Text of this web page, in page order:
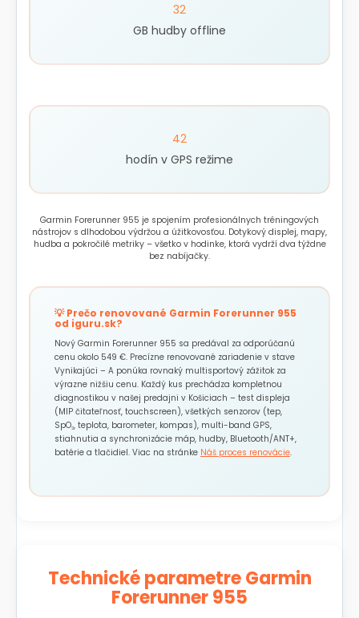
32
GB hudby offline
42
hodín v GPS režime
Garmin Forerunner 955 je spojením profesionálnych tréningových
nástrojov s dlhodobou výdržou a úžitkovosťou. Dotykový displej, mapy,
hudba a pokročilé metriky – všetko v hodinke, ktorá vydrží dva týždne
bez nabíjačky.
💡 Prečo renovované Garmin Forerunner 955
od iguru.sk?
Nový Garmin Forerunner 955 sa predával za odporúčanú
cenu okolo 549 €. Precízne renovované zariadenie v stave
Vynikajúci – A ponúka rovnaký multisportový zážitok za
výrazne nižšiu cenu. Každý kus prechádza kompletnou
diagnostikou v našej predajni v Košiciach – test displeja
(MIP čitateľnosť, touchscreen), všetkých senzorov (tep,
SpO₂, teplota, barometer, kompas), multi-band GPS,
stiahnutia a synchronizácie máp, hudby, Bluetooth/ANT+,
batérie a tlačidiel. Viac na stránke Náš proces renovácie.
Technické parametre Garmin
Forerunner 955